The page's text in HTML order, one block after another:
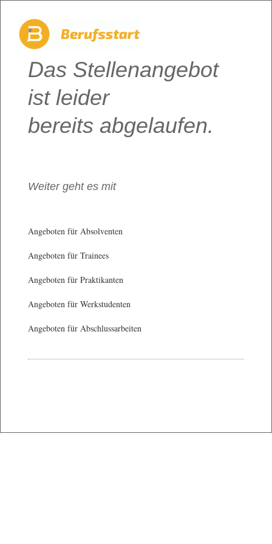
Das Stellenangebot
ist leider
bereits abgelaufen.
Weiter geht es mit
Angeboten für Absolventen
Angeboten für Trainees
Angeboten für Praktikanten
Angeboten für Werkstudenten
Angeboten für Abschlussarbeiten